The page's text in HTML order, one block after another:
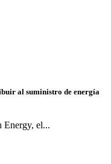
al suministro de energía
Energy, el...